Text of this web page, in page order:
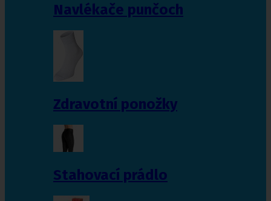
Navlékače punčoch
Zdravotní ponožky
Stahovací prádlo